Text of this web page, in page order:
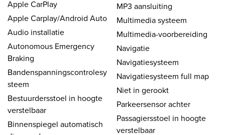
Apple CarPlay
Apple Carplay/Android Auto
Audio installatie
Autonomous Emergency
Braking
Bandenspanningscontrolesy
steem
Bestuurdersstoel in hoogte
verstelbaar
Binnenspiegel automatisch
MP3 aansluiting
Multimedia systeem
Multimedia-voorbereiding
Navigatie
Navigatiesysteem
Navigatiesysteem full map
Niet in gerookt
Parkeersensor achter
Passagiersstoel in hoogte
verstelbaar